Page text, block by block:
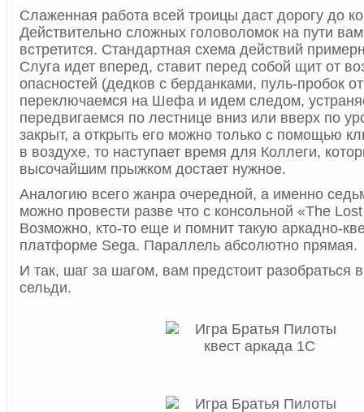
Слаженная работа всей троицы даст дорогу до
Действительно сложных головоломок на пути
встретится. Стандартная схема действий
Слуга идет вперед, ставит перед собой щит от
опасностей (дедков с берданками, пуль-пробок
переключаемся на Шефа и идем следом,
передвигаемся по лестнице вниз или вверх по
закрыт, а открыть его можно только с помощью
в воздухе, то наступает время для Коллеги,
высочайшим прыжком достает нужное.
Аналогию всего жанра очередной, а именно
можно провести разве что с консольной «The
Возможно, кто-то еще и помнит такую аркадно-
платформе Sega. Параллель абсолютно прямая.
И так, шаг за шагом, вам предстоит разобраться
сельди.